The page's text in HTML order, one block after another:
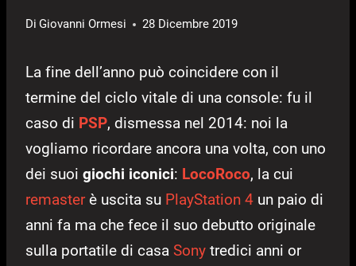
Di Giovanni Ormesi 28 Dicembre 2019
La fine dell’anno può coincidere con il
termine del ciclo vitale di una console: fu il
caso di PSP, dismessa nel 2014: noi la
vogliamo ricordare ancora una volta, con uno
dei suoi giochi iconici: LocoRoco, la cui
remasterè uscita su PlayStation 4 un paio di
anni fa ma che fece il suo debutto originale
sulla portatile di casa Sony tredici anni or